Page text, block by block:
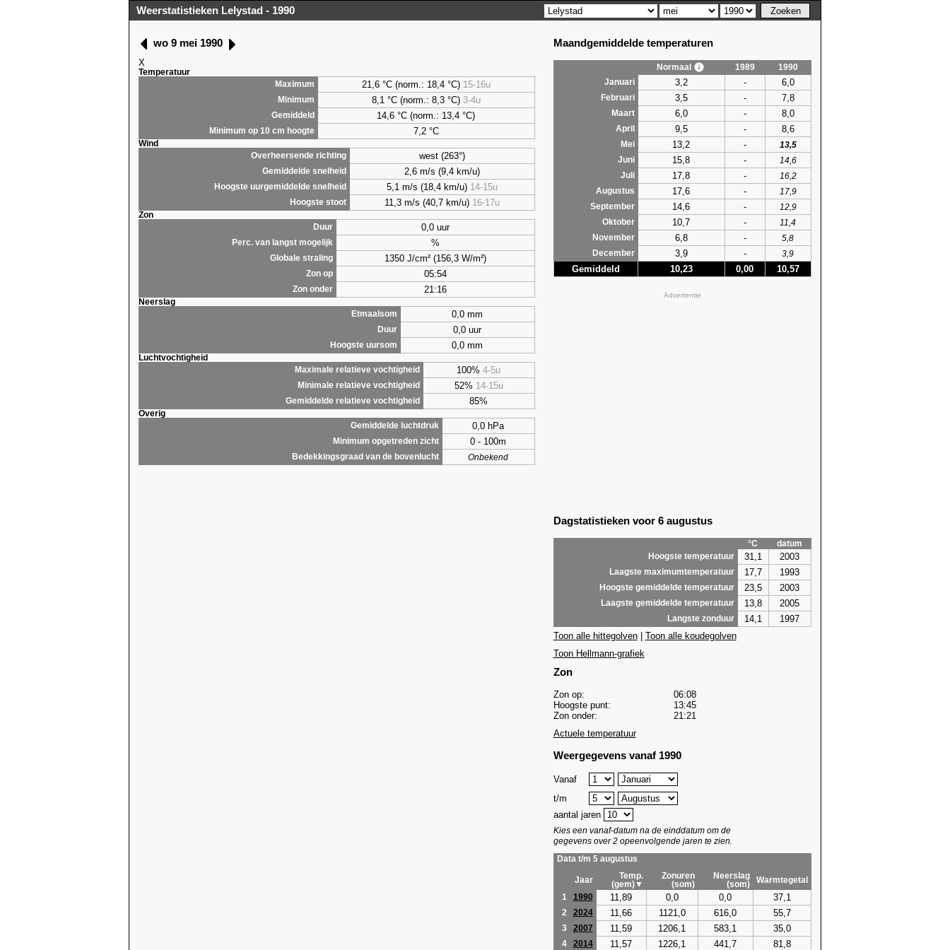
Weerstatistieken Lelystad - 1990
wo 9 mei 1990
X
Temperatuur
Maximum
21,6 °C (norm.: 18,4 °C) 15-16u
Minimum 8,1 °C (norm.: 8,3 °C) 3-4u
Gemiddeld 14,6 °C (norm.: 13,4 °C)
Minimum op 10 cm hoogte 7,2°C
Wind
Overheersende richting
west (263°)
Gemiddelde snelheid 2,6 m/s (9,4 km/u)
Hoogste uurgemiddelde snelheid 5,1 m/s (18,4 km/u) 14-15u
Hoogste stoot 11,3 m/s (40,7 km/u) 16-17u
Zon
Duur
0,0 uur
Perc. van langst mogelijk %
Globale straling 1350 J/cm² (156,3 W/m²)
Zon op 05:54
Zon onder 21:16
Neerslag
Etmaalsom
0,0 mm
Duur 0,0 uur
Hoogste uursom 0,0 mm
Luchtvochtigheid
Maximale relatieve vochtigheid
100%4-5u
Minimale relatieve vochtigheid 52% 14-15u
Gemiddelde relatieve vochtigheid 85%
Overig
Gemiddelde luchtdruk
0,0 hPa
Minimum opgetreden zicht 0 - 100m
Bedekkingsgraad van de bovenlucht Onbekend
Maandgemiddelde temperaturen
Normaal 1989
1990
Januari
3,2 - 6,0
Februari 3,5 - 7,8
Maart 6,0 - 8,0
April 9,5 - 8,6
Mei 13,2 -
13,5
Juni
15,8 -
14,6
Juli
17,8 -
16,2
Augustus
17,6 -
17,9
September
14,6 -
12,9
Oktober
10,7 -
11,4
November
6,8 -
5,8
December
3,9 - 3,9
Gemiddeld 10,23 0,00 10,57
Advertentie
Dagstatistieken voor 6 augustus
°C
datum
Hoogste temperatuur
31,1 2003
Laagste maximumtemperatuur 17,7 1993
Hoogste gemiddelde temperatuur 23,5 2003
Laagste gemiddelde temperatuur 13,8 2005
Langste zonduur 14,1
1997
Toon alle hittegolven| Toon alle koudegolven
Toon Hellmann-grafiek
Zon
Zon op:
06:08
Hoogste punt:
13:45
Zon onder:
21:21
Actuele temperatuur
Weergegevens vanaf 1990
Vanaf
t/m
aantal jaren
Kies een vanaf-datum na de einddatum om de
gegevens over 2 opeenvolgende jaren te zien.
Data t/m 5 augustus
Jaar
Temp.
(gem)▼
Zonuren
(som)
Neerslag
(som)
Warmtegetal
1
1990 11,89 0,0 0,0 37,1
2 2024 11,66 1121,0 616,0 55,7
3 2007 11,59 1206,1 583,1 35,0
4 2014 11,57 1226,1 441,7 81,8